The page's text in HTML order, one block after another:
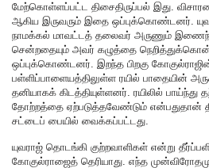
மேற்கொள்ளப்பட்ட திசைதிருப்பல் இது.
ஆகிய இருவரும் இதை ஒப்புக்கொண்டனர்.
நாமக்கல் மாவட்டத் தலைவர் அருணும்
சென்றதையும் அவர் கழுத்தை
ஒப்புக்கொண்டனர். இறந்த பிறகு
பள்ளிப்பாளையத்திலுள்ள ரயில் பாதையின்
தனியாகக் கிடத்தியுள்ளனர். ரயிலில்
தோற்றத்தை ஏற்படுத்தவேண்டும் என்பதுதான்
சட்டைப் பையில் வைக்கப்பட்டது.
யுவராஜ் தொடங்கி குற்றவாளிகள் என்று
கோகுல்ராஜைத் தெரியாது. எந்த